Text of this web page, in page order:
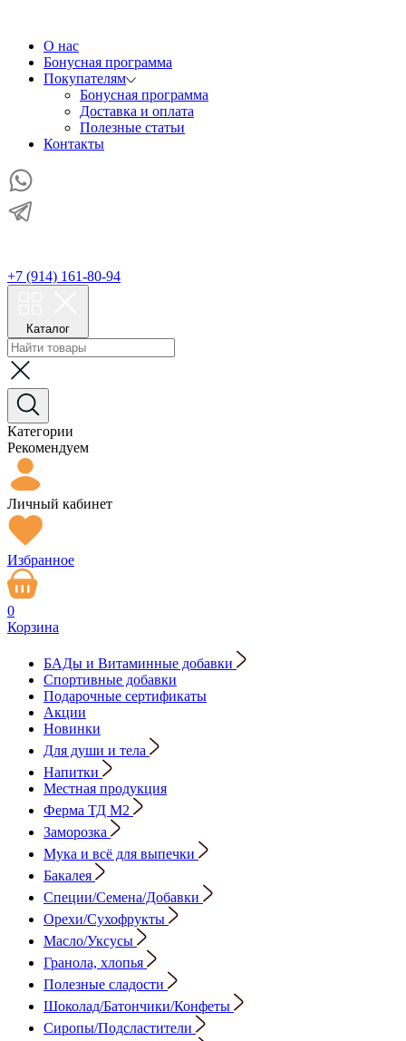
О нас
Бонусная программа
Покупателям
Бонусная программа
Доставка и оплата
Полезные статьи
Контакты
+7 (914) 161-80-94
Каталог
Категории
Рекомендуем
Личный кабинет
Избранное
0
Корзина
БАДы и Витаминные добавки
Спортивные добавки
Подарочные сертификаты
Акции
Новинки
Для души и тела
Напитки
Местная продукция
Ферма ТД М2
Заморозка
Мука и всё для выпечки
Бакалея
Специи/Семена/Добавки
Орехи/Сухофрукты
Масло/Уксусы
Гранола, хлопья
Полезные сладости
Шоколад/Батончики/Конфеты
Сиропы/Подсластители